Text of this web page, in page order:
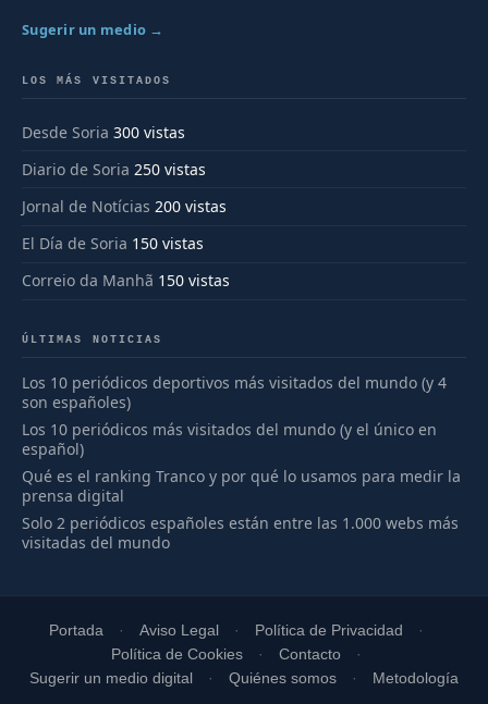
Sugerir un medio →
LOS MÁS VISITADOS
Desde Soria 300 vistas
Diario de Soria 250 vistas
Jornal de Notícias 200 vistas
El Día de Soria 150 vistas
Correio da Manhã 150 vistas
ÚLTIMAS NOTICIAS
Los 10 periódicos deportivos más visitados del mundo (y 4
son españoles)
Los 10 periódicos más visitados del mundo (y el único en
español)
Qué es el ranking Tranco y por qué lo usamos para medir la
prensa digital
Solo 2 periódicos españoles están entre las 1.000 webs más
visitadas del mundo
Portada Aviso Legal
Política de Privacidad
Política de Cookies
Contacto
Sugerir un medio digital
Quiénes somos Metodología